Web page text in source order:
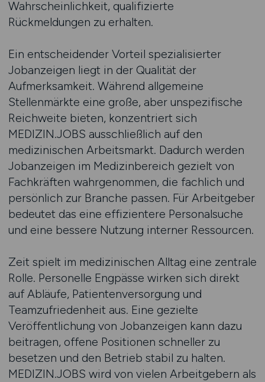
Wahrscheinlichkeit, qualifizierte
Rückmeldungen zu erhalten.
Ein entscheidender Vorteil spezialisierter
Jobanzeigen liegt in der Qualität der
Aufmerksamkeit. Während allgemeine
Stellenmärkte eine große, aber unspezifische
Reichweite bieten, konzentriert sich
MEDIZIN.JOBS ausschließlich auf den
medizinischen Arbeitsmarkt. Dadurch werden
Jobanzeigen im Medizinbereich gezielt von
Fachkräften wahrgenommen, die fachlich und
persönlich zur Branche passen. Für Arbeitgeber
bedeutet das eine effizientere Personalsuche
und eine bessere Nutzung interner Ressourcen.
Zeit spielt im medizinischen Alltag eine zentrale
Rolle. Personelle Engpässe wirken sich direkt
auf Abläufe, Patientenversorgung und
Teamzufriedenheit aus. Eine gezielte
Veröffentlichung von Jobanzeigen kann dazu
beitragen, offene Positionen schneller zu
besetzen und den Betrieb stabil zu halten.
MEDIZIN.JOBS wird von vielen Arbeitgebern als